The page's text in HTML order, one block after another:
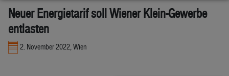
Neuer Energietarif soll Wiener Klein-Gewerbe
entlasten
2. November 2022, Wien